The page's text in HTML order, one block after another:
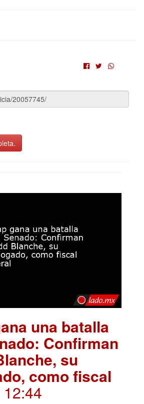
una batalla
Confirman
su
como fiscal
12:44